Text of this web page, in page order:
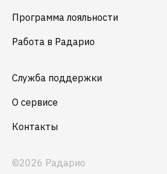
Программа лояльности
Работа в Радарио
Служба поддержки
О сервисе
Контакты
©2026 Радарио